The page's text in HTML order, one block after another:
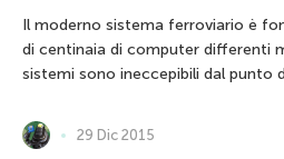
Il moderno sistema ferroviario è
di centinaia di computer differenti
sistemi sono ineccepibili dal punto
29 Dic 2015